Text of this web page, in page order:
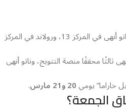
نورمان ناتو أنهى في المركز 13، ورولاند في المركز
ثالثًا محققًا منصة التتويج، وناتو أنهى
خاراما” يومي20 و21 مارس .
الجمعة؟